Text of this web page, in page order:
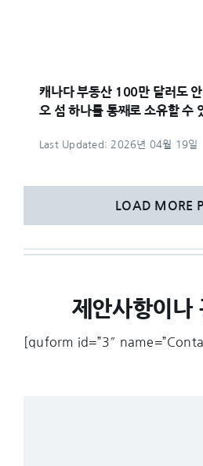
캐나다 부동산 100만 달러도 안
오 섬 하나를 통째로 소유할 수
Last Updated: 2026년 04월 19일
LOAD MORE
제안사항이나
[quform id=”3″